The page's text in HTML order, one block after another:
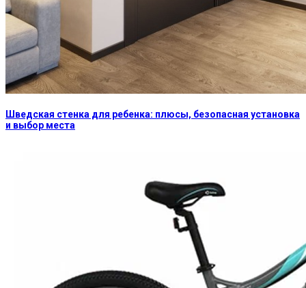
Шведская стенка для ребенка: плюсы, безопасная установка
и выбор места